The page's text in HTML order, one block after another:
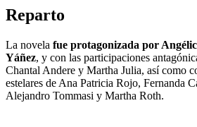
Reparto
La novela fue protagonizada por
Yáñez, y con las participaciones
Chantal Andere y Martha Julia, así como
estelares de Ana Patricia Rojo, Fernanda
Alejandro Tommasi y Martha Roth.